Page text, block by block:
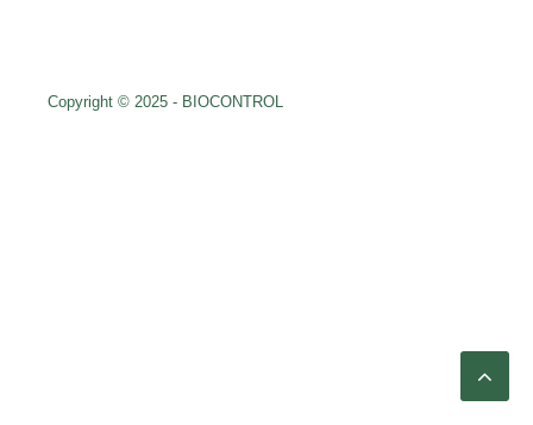
Copyright © 2025 - BIOCONTROL